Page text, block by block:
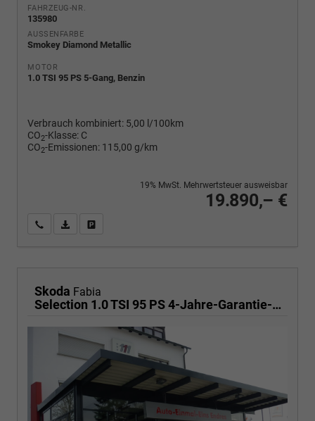
FAHRZEUG-NR.
135980
AUSSENFARBE
Smokey Diamond Metallic
MOTOR
1.0 TSI 95 PS 5-Gang, Benzin
Verbrauch kombiniert: 5,00 l/100km
CO2-Klasse: C
CO2-Emissionen: 115,00 g/km
19.890,– €
19% MwSt. Mehrwertsteuer ausweisbar
Wir rufen Sie anPDF-Fahrzeugexposé drucken
Skoda Fabia
Selection 1.0 TSI 95 PS 4-Jahre-Garantie-AppleCarPlay-AndroidAuto-LED-PDC-Sitzheizung-DAB-Klima